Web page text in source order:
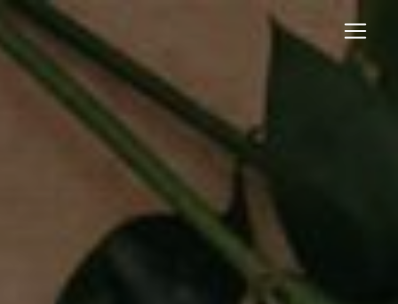
Panneau de gestion des cookies